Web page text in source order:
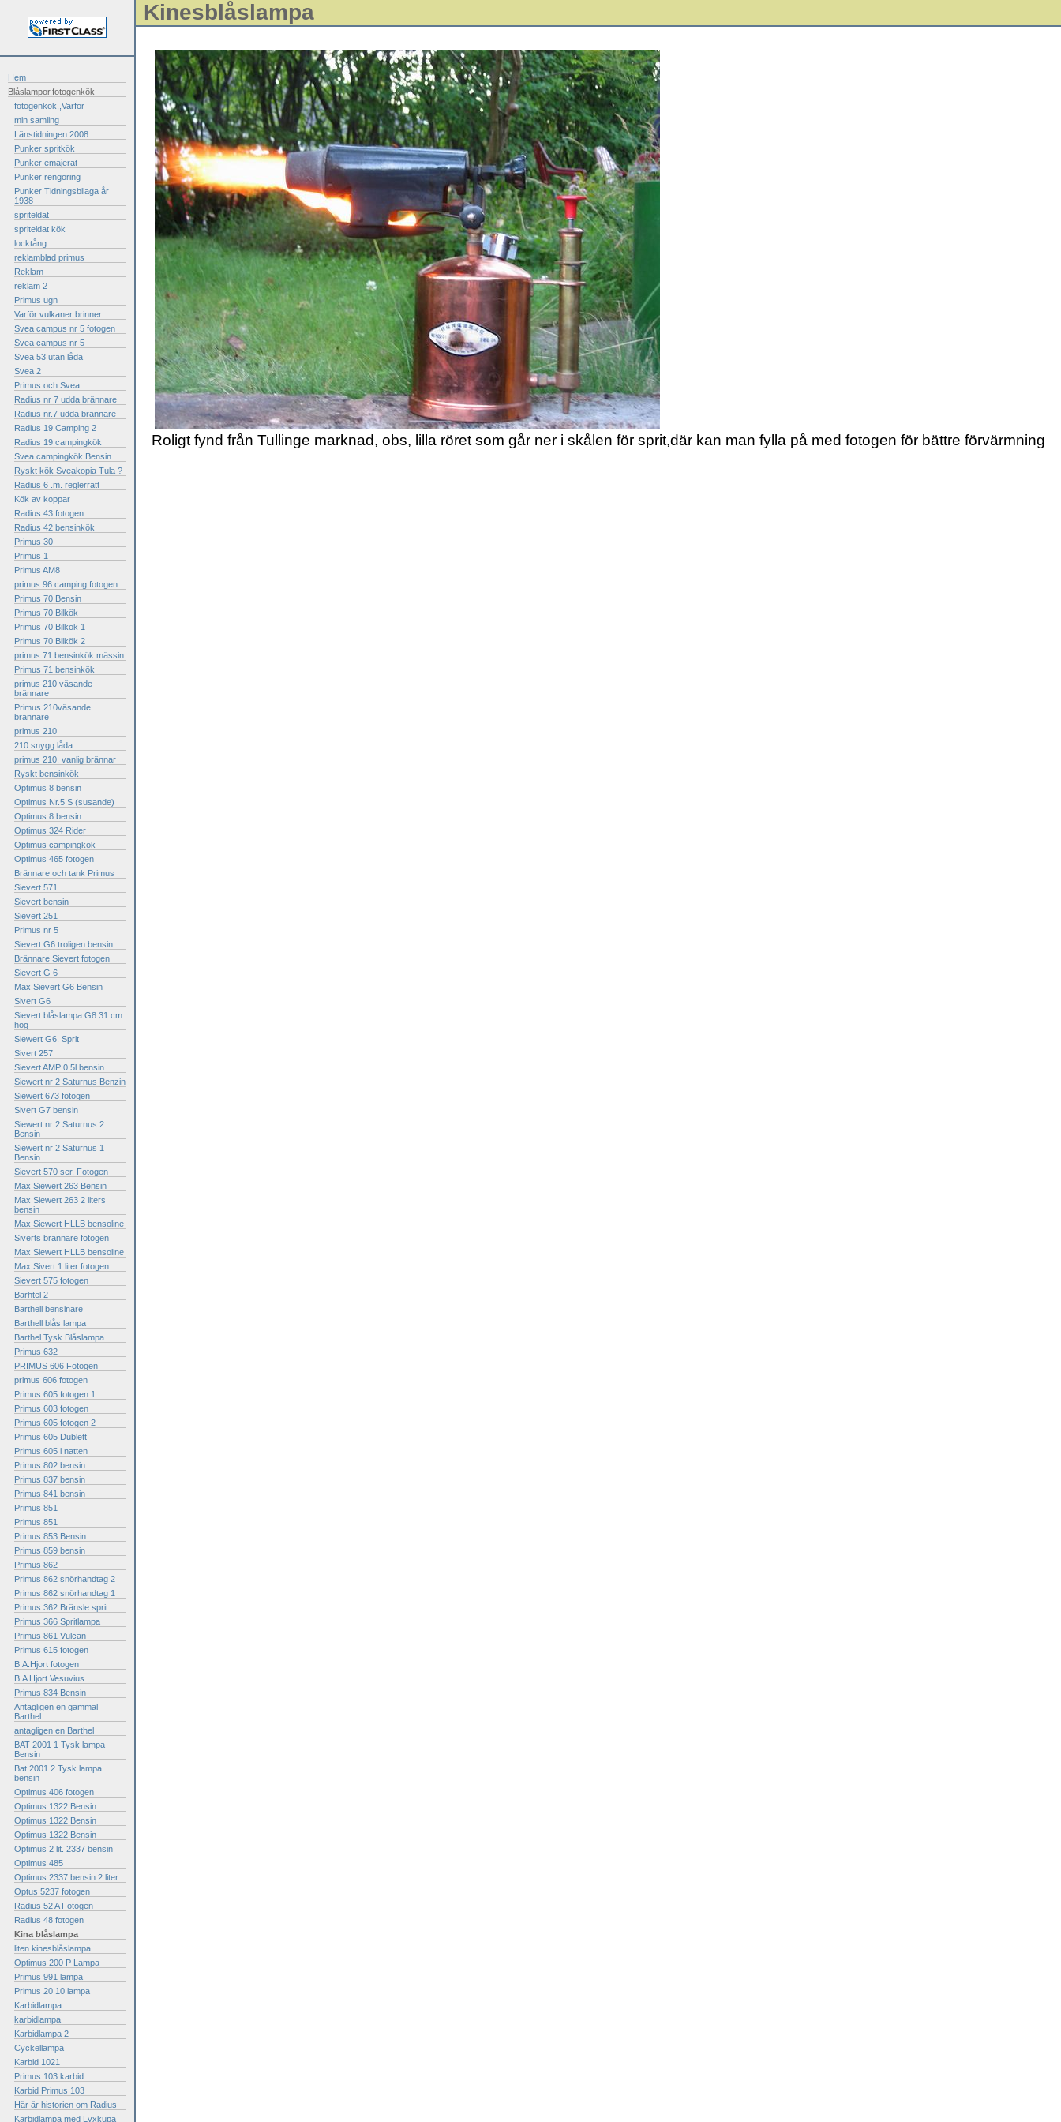
Hem
Blåslampor,fotogenkök
fotogenkök,,Varför
min samling
Länstidningen 2008
Punker spritkök
Punker emajerat
Punker rengöring
Punker Tidningsbilaga år
1938
spriteldat
spriteldat kök
locktång
reklamblad primus
Reklam
reklam 2
Primus ugn
Varför vulkaner brinner
Svea campus nr 5 fotogen
Svea campus nr 5
Svea 53 utan låda
Svea 2
Primus och Svea
Radius nr 7 udda brännare
Radius nr.7 udda brännare
Radius 19 Camping 2
Radius 19 campingkök
Svea campingkök Bensin
Ryskt kök Sveakopia Tula ?
Radius 6 .m. reglerratt
Kök av koppar
Radius 43 fotogen
Radius 42 bensinkök
Primus 30
Primus 1
Primus AM8
primus 96 camping fotogen
Primus 70 Bensin
Primus 70 Bilkök
Primus 70 Bilkök 1
Primus 70 Bilkök 2
primus 71 bensinkök mässin
Primus 71 bensinkök
primus 210 väsande
brännare
Primus 210väsande
brännare
primus 210
210 snygg låda
primus 210, vanlig brännar
Ryskt bensinkök
Optimus 8 bensin
Optimus Nr.5 S (susande)
Optimus 8 bensin
Optimus 324 Rider
Optimus campingkök
Optimus 465 fotogen
Brännare och tank Primus
Sievert 571
Sievert bensin
Sievert 251
Primus nr 5
Sievert G6 troligen bensin
Brännare Sievert fotogen
Sievert G 6
Max Sievert G6 Bensin
Sivert G6
Sievert blåslampa G8 31 cm
hög
Siewert G6. Sprit
Sivert 257
Sievert AMP 0.5l.bensin
Siewert nr 2 Saturnus Benzin
Siewert 673 fotogen
Sivert G7 bensin
Siewert nr 2 Saturnus 2
Bensin
Siewert nr 2 Saturnus 1
Bensin
Sievert 570 ser, Fotogen
Max Siewert 263 Bensin
Max Siewert 263 2 liters
bensin
Max Siewert HLLB bensoline
Siverts brännare fotogen
Max Siewert HLLB bensoline
Max Sivert 1 liter fotogen
Sievert 575 fotogen
Barhtel 2
Barthell bensinare
Barthell blås lampa
Barthel Tysk Blåslampa
Primus 632
PRIMUS 606 Fotogen
primus 606 fotogen
Primus 605 fotogen 1
Primus 603 fotogen
Primus 605 fotogen 2
Primus 605 Dublett
Primus 605 i natten
Primus 802 bensin
Primus 837 bensin
Primus 841 bensin
Primus 851
Primus 851
Primus 853 Bensin
Primus 859 bensin
Primus 862
Primus 862 snörhandtag 2
Primus 862 snörhandtag 1
Primus 362 Bränsle sprit
Primus 366 Spritlampa
Primus 861 Vulcan
Primus 615 fotogen
B.A.Hjort fotogen
B.A Hjort Vesuvius
Primus 834 Bensin
Antagligen en gammal
Barthel
antagligen en Barthel
BAT 2001 1 Tysk lampa
Bensin
Bat 2001 2 Tysk lampa
bensin
Optimus 406 fotogen
Optimus 1322 Bensin
Optimus 1322 Bensin
Optimus 1322 Bensin
Optimus 2 lit. 2337 bensin
Optimus 485
Optimus 2337 bensin 2 liter
Optus 5237 fotogen
Radius 52 A Fotogen
Radius 48 fotogen
Kina blåslampa
liten kinesblåslampa
Optimus 200 P Lampa
Primus 991 lampa
Primus 20 10 lampa
Karbidlampa
karbidlampa
Karbidlampa 2
Cyckellampa
Karbid 1021
Primus 103 karbid
Karbid Primus 103
Här är historien om Radius
Karbidlampa med Lyxkupa
Kinesblåslampa
Roligt fynd från Tullinge marknad, obs, lilla röret som går ner i skålen för sprit,där kan man fylla på med fotogen för bättre förvärmning